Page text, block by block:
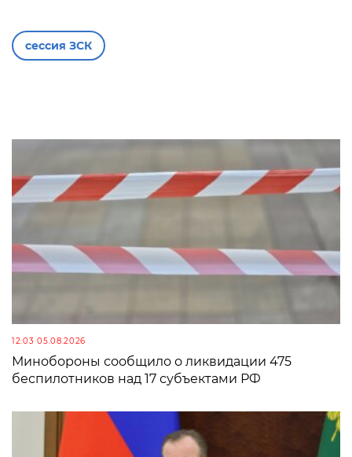
сессия ЗСК
12:03 05.08.2026
Минобороны сообщило о ликвидации 475
беспилотников над 17 субъектами РФ